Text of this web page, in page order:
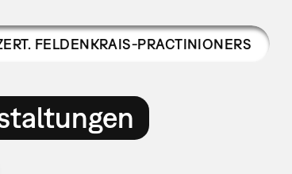
FELDENKRAIS-PRACTINIONERS